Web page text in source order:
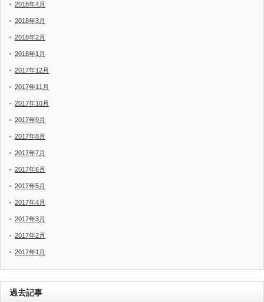
2018年4月
2018年3月
2018年2月
2018年1月
2017年12月
2017年11月
2017年10月
2017年9月
2017年8月
2017年7月
2017年6月
2017年5月
2017年4月
2017年3月
2017年2月
2017年1月
過去記事